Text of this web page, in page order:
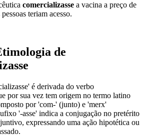
comercializasse a vacina a preço de
teriam acesso.
de
é derivada do verbo
por sua vez tem origem no termo latino
por 'com-' (junto) e 'merx'
'-asse' indica a conjugação no pretérito
expressando uma ação hipotética ou